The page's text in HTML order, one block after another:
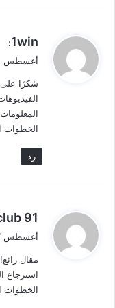
ي
ق
ل
1win
:
أغسطس 5, 2026 الساعة 1:33 م
شكرًا على
الخطوات
رد
ي
ق
ل
91 club
أغسطس 7, 2026 الساعة 3:05 م
مقال
استرجاع
الخطوات